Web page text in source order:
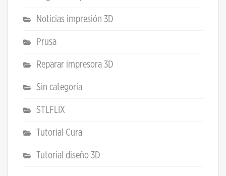
Noticias impresión 3D
Prusa
Reparar impresora 3D
Sin categoría
STLFLIX
Tutorial Cura
Tutorial diseño 3D